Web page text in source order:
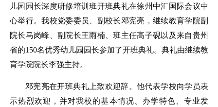
儿园园长深度研修培训班开班典礼在徐州中汇国际会议中
心举行。我校党委委员、副校长邓宪亮，继续教育学院副
院长马岗峰、副院长王雨楠、班主任高子砚以及来自贵州
省的150名优秀幼儿园园长参加了开班典礼。典礼由继续教
育学院院长李强主持。
邓宪亮在开班典礼上致欢迎辞。他代表学校向学员表
示热烈欢迎，并对我校的基本情况、办学特色、专业发